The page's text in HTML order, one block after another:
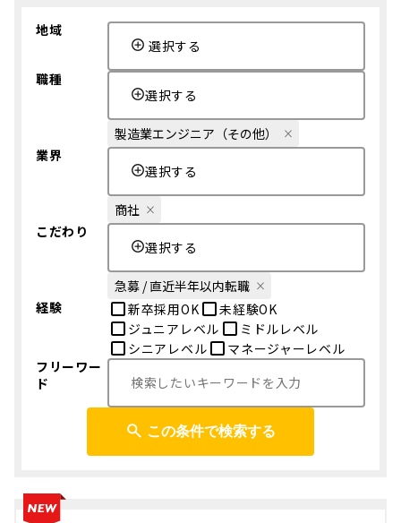
地域
選択する
職種
選択する
製造業エンジニア（その他）
業界
選択する
商社
こだわり
選択する
急募 / 直近半年以内転職
経験
新卒採用OK
未経験OK
ジュニアレベル
ミドルレベル
シニアレベル
マネージャーレベル
フリーワー
ド
この条件で検索する